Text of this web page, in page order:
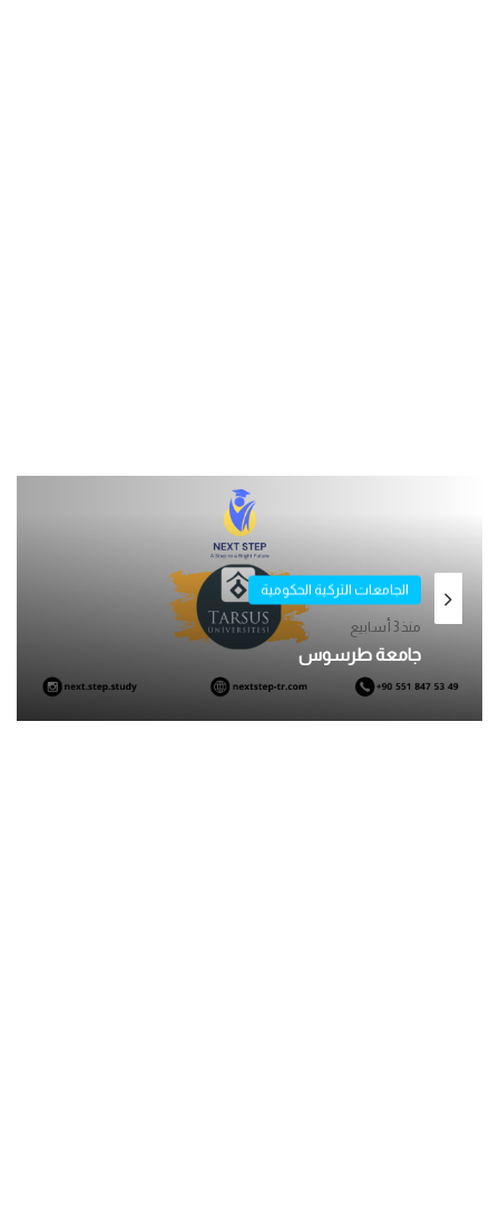
الجامعات التركية الحكومية
منذ 3 أسابيع
جامعة طرسوس